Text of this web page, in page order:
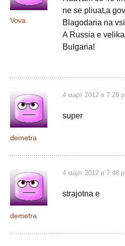
Vova
ne se pliuat,a
Blagodaria na
A Russia e
Bulgaria!
demetra
4 март 2012 в 7:28
super
demetra
4 март 2012 в 7:48
strajotna e